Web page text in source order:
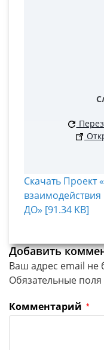
Скачать Проект
ДО» [91.34 KB]
Добавить
Ваш адрес email не
Обязательные
Комментарий *